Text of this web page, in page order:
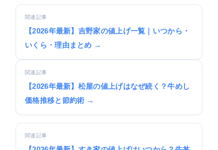
関連記事
【2026年最新】吉野家の値上げ一覧｜いつから・
いくら・理由まとめ →
関連記事
【2026年最新】松屋の値上げはなぜ続く？牛めし
価格推移と節約術 →
関連記事